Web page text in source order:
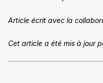
Article écrit avec la
Cet article a été mis à jour